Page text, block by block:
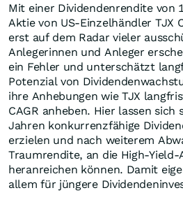
Mit einer Dividendenrendite von
Aktie von US-Einzelhändler TJX
erst auf dem Radar vieler
Anlegerinnen und Anleger
ein Fehler und unterschätzt
Potenzial von
ihre Anhebungen wie TJX
CAGR anheben. Hier lassen sich
Jahren konkurrenzfähige
erzielen und nach weiterem
Traumrendite, an die High-
heranreichen können. Damit
allem für jüngere